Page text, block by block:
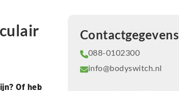
Of heb
Contactgegevens
088-0102300
info@bodyswitch.nl